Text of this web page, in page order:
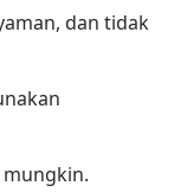
dan tidak